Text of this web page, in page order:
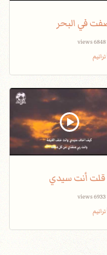
في البحر
6848 views
ترانيم
قلت أنت سيدي
6933 views
ترانيم